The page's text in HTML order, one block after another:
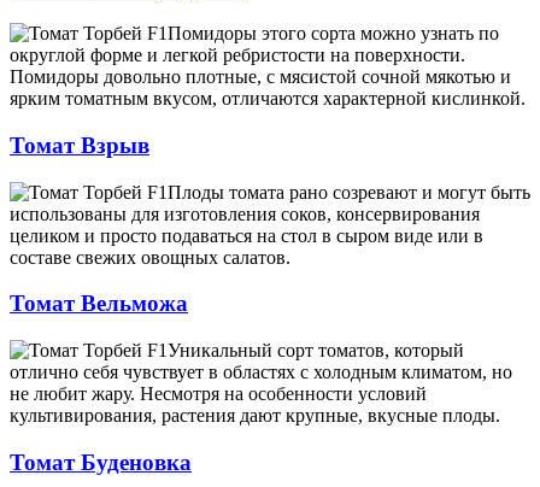
Помидоры этого сорта можно узнать по
округлой форме и легкой ребристости на поверхности.
Помидоры довольно плотные, с мясистой сочной мякотью и
ярким томатным вкусом, отличаются характерной кислинкой.
Томат Взрыв
Плоды томата рано созревают и могут быть
использованы для изготовления соков, консервирования
целиком и просто подаваться на стол в сыром виде или в
составе свежих овощных салатов.
Томат Вельможа
Уникальный сорт томатов, который
отлично себя чувствует в областях с холодным климатом, но
не любит жару. Несмотря на особенности условий
культивирования, растения дают крупные, вкусные плоды.
Томат Буденовка